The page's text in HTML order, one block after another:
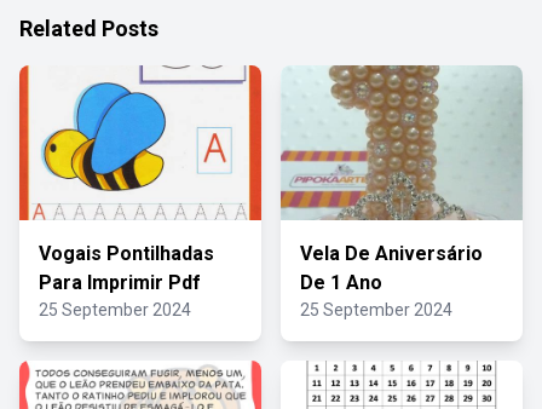
Related Posts
Vogais Pontilhadas
Para Imprimir Pdf
25 September 2024
Vela De Aniversário
De 1 Ano
25 September 2024